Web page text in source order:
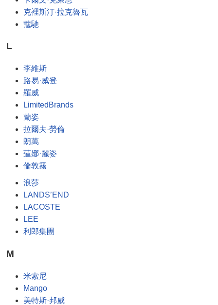
克裡斯汀·拉克魯瓦
蔻馳
L
李維斯
路易·威登
羅威
LimitedBrands
蘭姿
拉爾夫·勞倫
朗萬
蓮娜·麗姿
倫敦霧
浪莎
LANDS’END
LACOSTE
LEE
利郎集團
M
米索尼
Mango
美特斯·邦威